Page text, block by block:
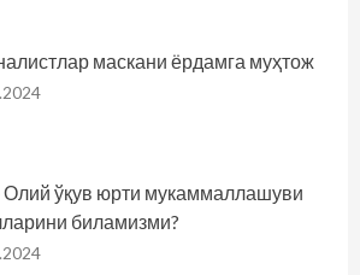
маскани ёрдамга муҳтож
Олий ўқув юрти мукаммаллашуви
биламизми?